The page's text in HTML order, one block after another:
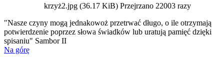
krzyż2.jpg (36.17 KiB) Przejrzano 22003 razy
"Nasze czyny mogą jednakowoż przetrwać długo, o ile otrzymają
potwierdzenie poprzez słowa świadków lub uratują pamięć dzięki
spisaniu" Sambor II
Na górę